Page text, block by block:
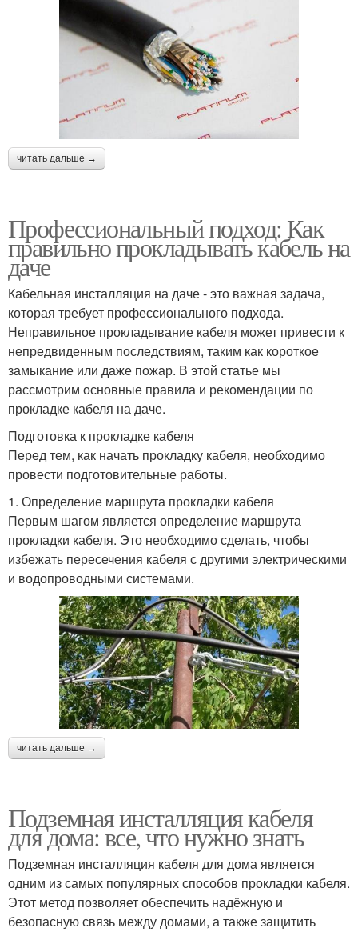
читать дальше →
Профессиональный подход: Как
правильно прокладывать кабель на
даче
Кабельная инсталляция на даче - это важная задача,
которая требует профессионального подхода.
Неправильное прокладывание кабеля может привести к
непредвиденным последствиям, таким как короткое
замыкание или даже пожар. В этой статье мы
рассмотрим основные правила и рекомендации по
прокладке кабеля на даче.
Подготовка к прокладке кабеля
Перед тем, как начать прокладку кабеля, необходимо
провести подготовительные работы.
1. Определение маршрута прокладки кабеля
Первым шагом является определение маршрута
прокладки кабеля. Это необходимо сделать, чтобы
избежать пересечения кабеля с другими электрическими
и водопроводными системами.
читать дальше →
Подземная инсталляция кабеля
для дома: все, что нужно знать
Подземная инсталляция кабеля для дома является
одним из самых популярных способов прокладки кабеля.
Этот метод позволяет обеспечить надёжную и
безопасную связь между домами, а также защитить